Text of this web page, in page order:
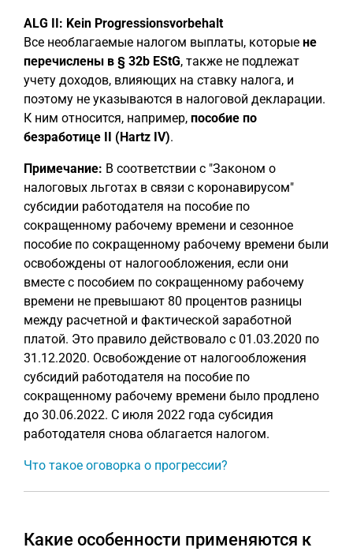
ALG II: Kein Progressionsvorbehalt
Все необлагаемые налогом выплаты, которые не
перечислены в § 32b EStG, также не подлежат
учету доходов, влияющих на ставку налога, и
поэтому не указываются в налоговой декларации.
К ним относится, например, пособие по
безработице II (Hartz IV).
Примечание: В соответствии с "Законом о
налоговых льготах в связи с коронавирусом"
субсидии работодателя на пособие по
сокращенному рабочему времени и сезонное
пособие по сокращенному рабочему времени были
освобождены от налогообложения, если они
вместе с пособием по сокращенному рабочему
времени не превышают 80 процентов разницы
между расчетной и фактической заработной
платой. Это правило действовало с 01.03.2020 по
31.12.2020. Освобождение от налогообложения
субсидий работодателя на пособие по
сокращенному рабочему времени было продлено
до 30.06.2022. С июля 2022 года субсидия
работодателя снова облагается налогом.
Что такое оговорка о прогрессии?
Какие особенности применяются к